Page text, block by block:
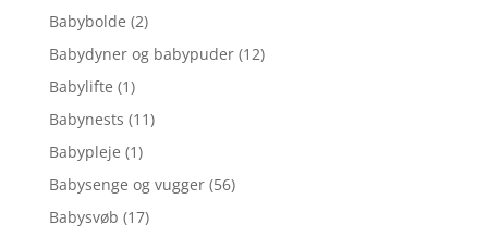
Babybolde (2)
Babydyner og babypuder (12)
Babylifte (1)
Babynests (11)
Babypleje (1)
Babysenge og vugger (56)
Babysvøb (17)